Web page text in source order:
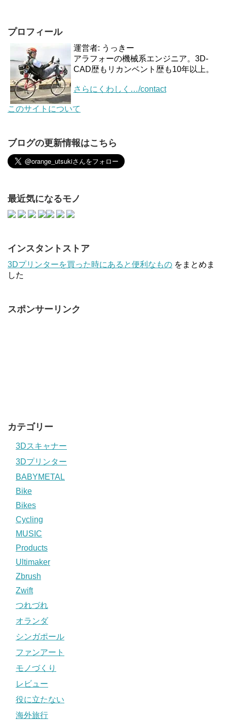
プロフィール
運営者: うっきー
アラフォーの機械系エンジニア。3D-
CAD歴もリカンベント歴も10年以上。
さらにくわしく…/contact
このサイトについて
ブログの更新情報はこちら
最近気になるモノ
インスタントストア
3Dプリンターを買った時にあると便利なもの をまとめま
した
スポンサーリンク
カテゴリー
3Dスキャナー
3Dプリンター
BABYMETAL
Bike
Bikes
Cycling
MUSIC
Products
Ultimaker
Zbrush
Zwift
つれづれ
オランダ
シンガポール
ファンアート
モノづくり
レビュー
役に立たない
海外旅行